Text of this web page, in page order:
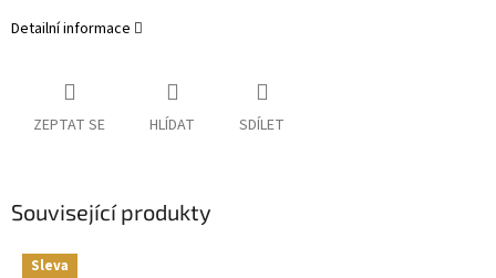
Detailní informace
ZEPTAT SE HLÍDAT SDÍLET
Související produkty
Sleva